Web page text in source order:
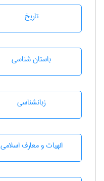
تاريخ
باستان شناسی
زبانشناسی
الهیات و معارف اسلامی